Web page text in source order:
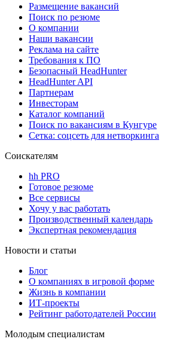
Размещение вакансий
Поиск по резюме
О компании
Наши вакансии
Реклама на сайте
Требования к ПО
Безопасный HeadHunter
HeadHunter API
Партнерам
Инвесторам
Каталог компаний
Поиск по вакансиям в Кунгуре
Сетка: соцсеть для нетворкинга
Соискателям
hh PRO
Готовое резюме
Все сервисы
Хочу у вас работать
Производственный календарь
Экспертная рекомендация
Новости и статьи
Блог
О компаниях в игровой форме
Жизнь в компании
ИТ-проекты
Рейтинг работодателей России
Молодым специалистам